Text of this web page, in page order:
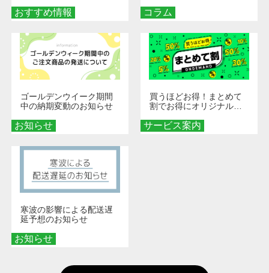
おすすめ情報
める秘訣
コラム
とメリットを解説
お知らせ
ゴールデンウイーク期間
中の納期変動のお知らせ
サービス案内
買うほどお得！まとめて
割でお得にオリジナルグ
お知らせ
寒波の影響による配送遅
延予想のお知らせ